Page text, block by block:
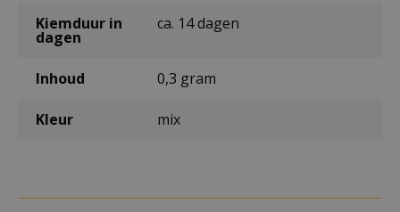
Kiemduur in
dagen
ca. 14 dagen
Inhoud 0,3 gram
Kleur mix